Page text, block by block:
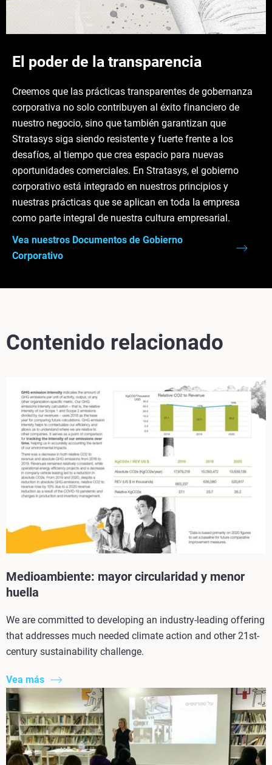
El poder de la transparencia
Creemos que las prácticas transparentes de gobernanza
corporativa no solo contribuyen al éxito financiero de
nuestro negocio, sino que también garantizan que
Stratasys siga siendo resistente y fuerte frente a los
desafíos, al tiempo que crea espacio para nuevas
oportunidades comerciales. En Stratasys, el gobierno
corporativo está integrado en nuestros principios y
nuestras prácticas que se aplican en toda la empresa
como parte integral de nuestra cultura empresarial.
Vea nuestros Documentos de Gobierno
Corporativo
Contenido relacionado
Medioambiente: mayor circularidad y menor
huella
We are committed to developing an industry-leading offering
that addresses much needed climate action and other 21st-
century sustainability challenge.
Vea más